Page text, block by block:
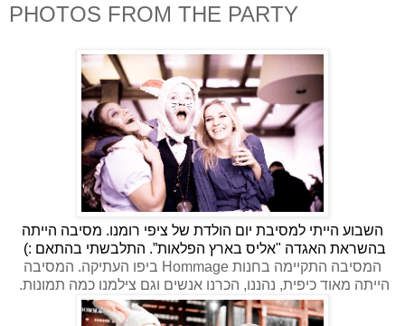
PHOTOS FROM THE PARTY
השבוע הייתי למסיבת יום הולדת של ציפי רומנו. מסיבה הייתה
בהשראת האגדה "אליס בארץ הפלאות”. התלבשתי בהתאם :)
המסיבה התקיימה בחנות Hommage ביפו העתיקה. המסיבה
הייתה מאוד כיפית, נהננו, הכרנו אנשים וגם צילמנו כמה תמונות.